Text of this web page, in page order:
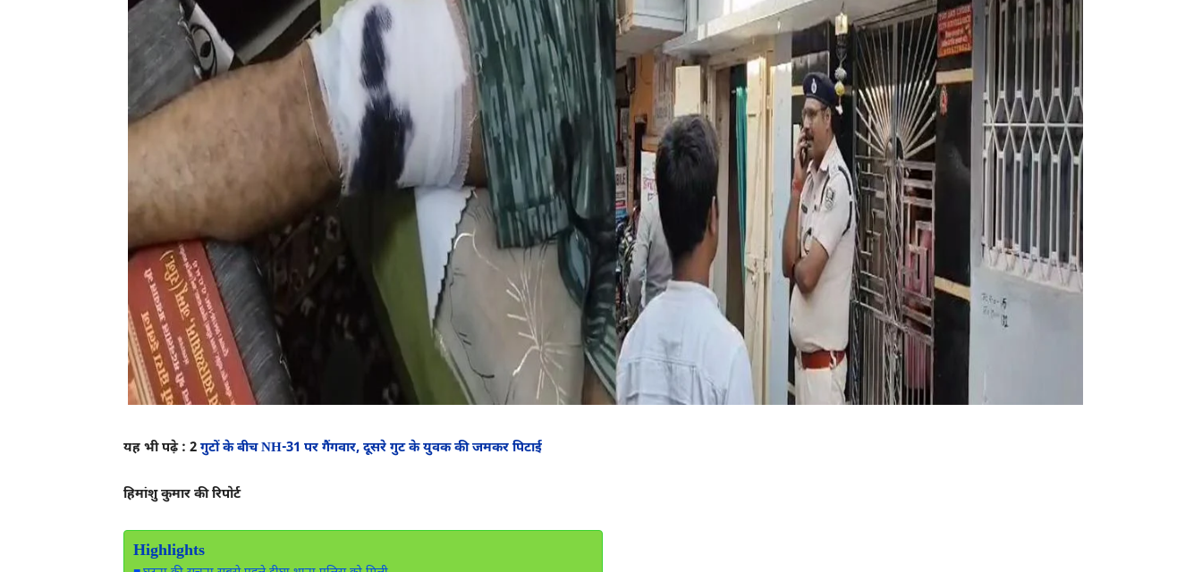
यह भी पढ़े : 2 गुटों के बीच NH-31 पर गैंगवार, दूसरे गुट के युवक की जमकर पिटाई
हिमांशु कुमार की रिपोर्ट
Highlights